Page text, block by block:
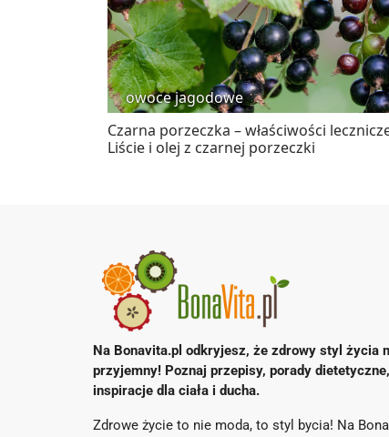
owoce jagodowe
Czarna porzeczka – właściwości
Liście i olej z czarnej porzeczki
Na Bonavita.pl odkryjesz, że zdrowy styl życia
przyjemny! Poznaj przepisy, porady
inspiracje dla ciała i ducha.
Zdrowe życie to nie moda, to styl bycia! Na